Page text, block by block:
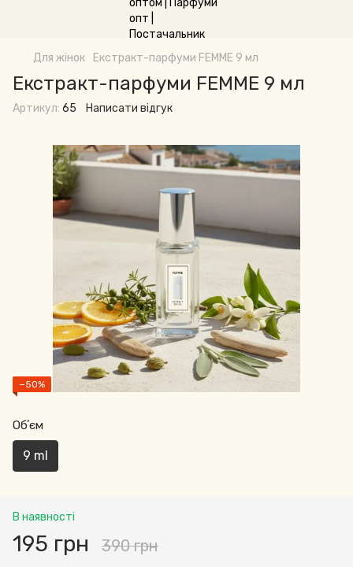
Для жінок Екстракт-парфуми FEMME 9 мл
Екстракт-парфуми FEMME 9 мл
Артикул: 65 Написати відгук
−50%
Обʼєм
9 ml
В наявності
195 грн 390 грн